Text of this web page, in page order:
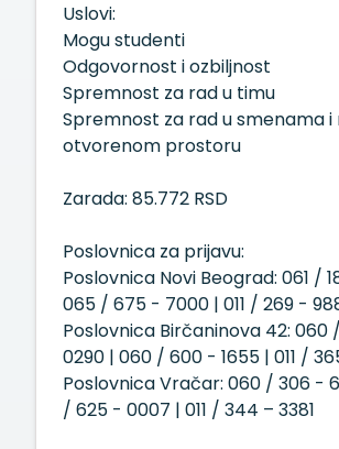
Uslovi:
Mogu studenti
Odgovornost i ozbiljnost
Spremnost za rad u timu
Spremnost za rad u smenama i
otvorenom prostoru
Zarada: 85.772 RSD
Poslovnica za prijavu:
Poslovnica Novi Beograd: 061 /
065 / 675 - 7000 | 011 / 269 -
Poslovnica Birčaninova 42: 060
0290 | 060 / 600 - 1655 | 011 /
Poslovnica Vračar: 060 / 306 -
/ 625 - 0007 | 011 / 344 – 3381